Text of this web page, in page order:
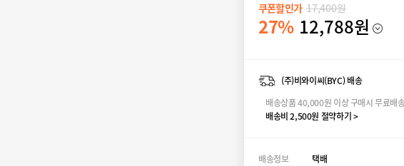
쿠폰할인가 17,400원
27% 12,788원
(주)비와이씨(BYC) 배송
배송상품 40,000원 이상 구매시 무료배
배송비 2,500원 절약하기 >
배송정보
택배